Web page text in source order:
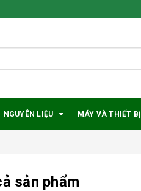
NGUYÊN LIỆU MÁY VÀ THIẾT BỊ
sản phẩm